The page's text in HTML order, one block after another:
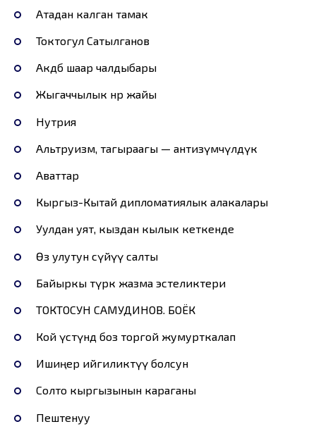
Атадан калган тамак
Токтогул Сатылганов
Акдөбө шаар чалдыбары
Жыгаччылык өнөр жайы
Нутрия
Альтруизм, тагыраагы — антиөзүмчүлдүк
Аваттар
Кыргыз-Кытай дипломатиялык алакалары
Уулдан уят, кыздан кылык кеткенде
Өз улутун сүйүү салты
Байыркы түрк жазма эстеликтери
ТОКТОСУН САМУДИНОВ. БОЁК
Кой үстүндө боз торгой жумурткалап
Ишиңер ийгиликтүү болсун
Солто кыргызынын караганы
Пештенуу